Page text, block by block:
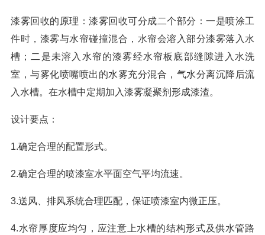
漆雾回收的原理：漆雾回收可分成二个部分：一是喷涂工
件时，漆雾与水帘碰撞混合，水帘会溶入部分漆雾落入水
槽；二是未溶入水帘的漆雾经水帘板底部缝隙进入水洗
室，与雾化喷嘴喷出的水雾充分混合，气水分离沉降后流
入水槽。在水槽中定期加入漆雾凝聚剂形成漆渣。
设计要点：
1.确定合理的配置形式。
2.确定合理的喷漆室水平面空气平均流速。
3.送风、排风系统合理匹配，保证喷漆室内微正压。
4.水帘厚度应均匀，应注意上水槽的结构形式及供水管路